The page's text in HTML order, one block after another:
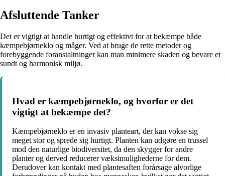
Afsluttende Tanker
Det er vigtigt at handle hurtigt og effektivt for at bekæmpe både
kæmpebjørneklo og måger. Ved at bruge de rette metoder og
forebyggende foranstaltninger kan man minimere skaden og bevare et
sundt og harmonisk miljø.
Hvad er kæmpebjørneklo, og hvorfor er det
vigtigt at bekæmpe det?
Kæmpebjørneklo er en invasiv planteart, der kan vokse sig
meget stor og sprede sig hurtigt. Planten kan udgøre en trussel
mod den naturlige biodiversitet, da den skygger for andre
planter og derved reducerer vækstmulighederne for dem.
Derudover kan kontakt med plantesaften forårsage alvorlige